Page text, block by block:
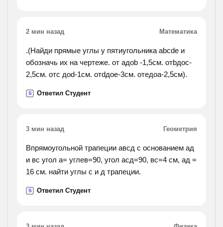
2 мин назад Математика
.(Найди прямые углы у пятиугольника abcde и
обозначь их на чертеже. от aдоb -1,5см. отbдоc-
2,5см. отc доd-1см. отdдоe-3см. отeдоa-2,5см).
S Ответил Студент
3 мин назад Геометрия
Впрямоугольной трапеции авсд с основанием ад
и вс угол а= углев=90, угол асд=90, вс=4 см, ад =
16 см. найти углы с и д трапеции.
S Ответил Студент